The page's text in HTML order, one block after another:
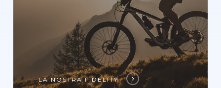
LA NOSTRA FIDELITY